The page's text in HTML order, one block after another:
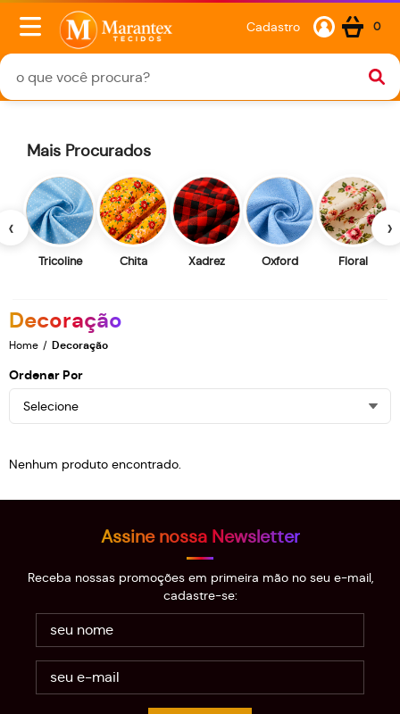
Cadastro 0
‹
Mais Procurados
Tricoline Chita Xadrez Oxford Floral
›
Decoração
Home Decoração
Ordenar Por
Selecione
Nenhum produto encontrado.
Assine nossa Newsletter
Receba nossas promoções em primeira mão no seu e-mail,
cadastre-se: